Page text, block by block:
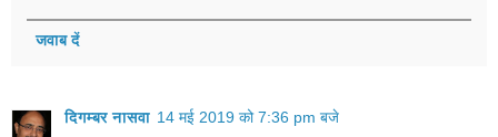
जवाब दें
दिगम्बर नासवा 14 मई 2019 को 7:36 pm बजे